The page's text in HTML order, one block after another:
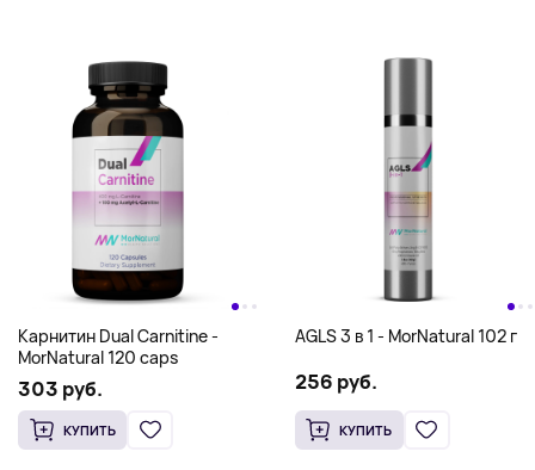
Коэнзим Q10/CoQ10 -
MorNatural 150 mg 60 caps
КУПИТЬ
Комплекс для женского
FemHarmony - MorNatural 120
caps